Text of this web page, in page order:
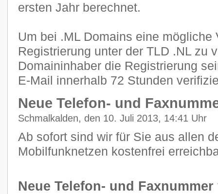
ersten Jahr berechnet.
Um bei .ML Domains eine mögliche
Registrierung unter der TLD .NL zu
Domaininhaber die Registrierung
E-Mail innerhalb 72 Stunden
Neue Telefon- und
Schmalkalden, den 10. Juli 2013, 14:41 Uhr
Ab sofort sind wir für Sie aus allen
Mobilfunknetzen kostenfrei
Neue Telefon- und